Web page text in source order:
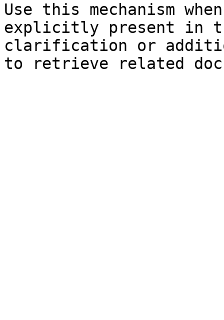
Use this mechanism
explicitly present in
clarification or